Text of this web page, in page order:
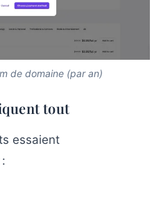
de domaine (par an)
tout
essaient